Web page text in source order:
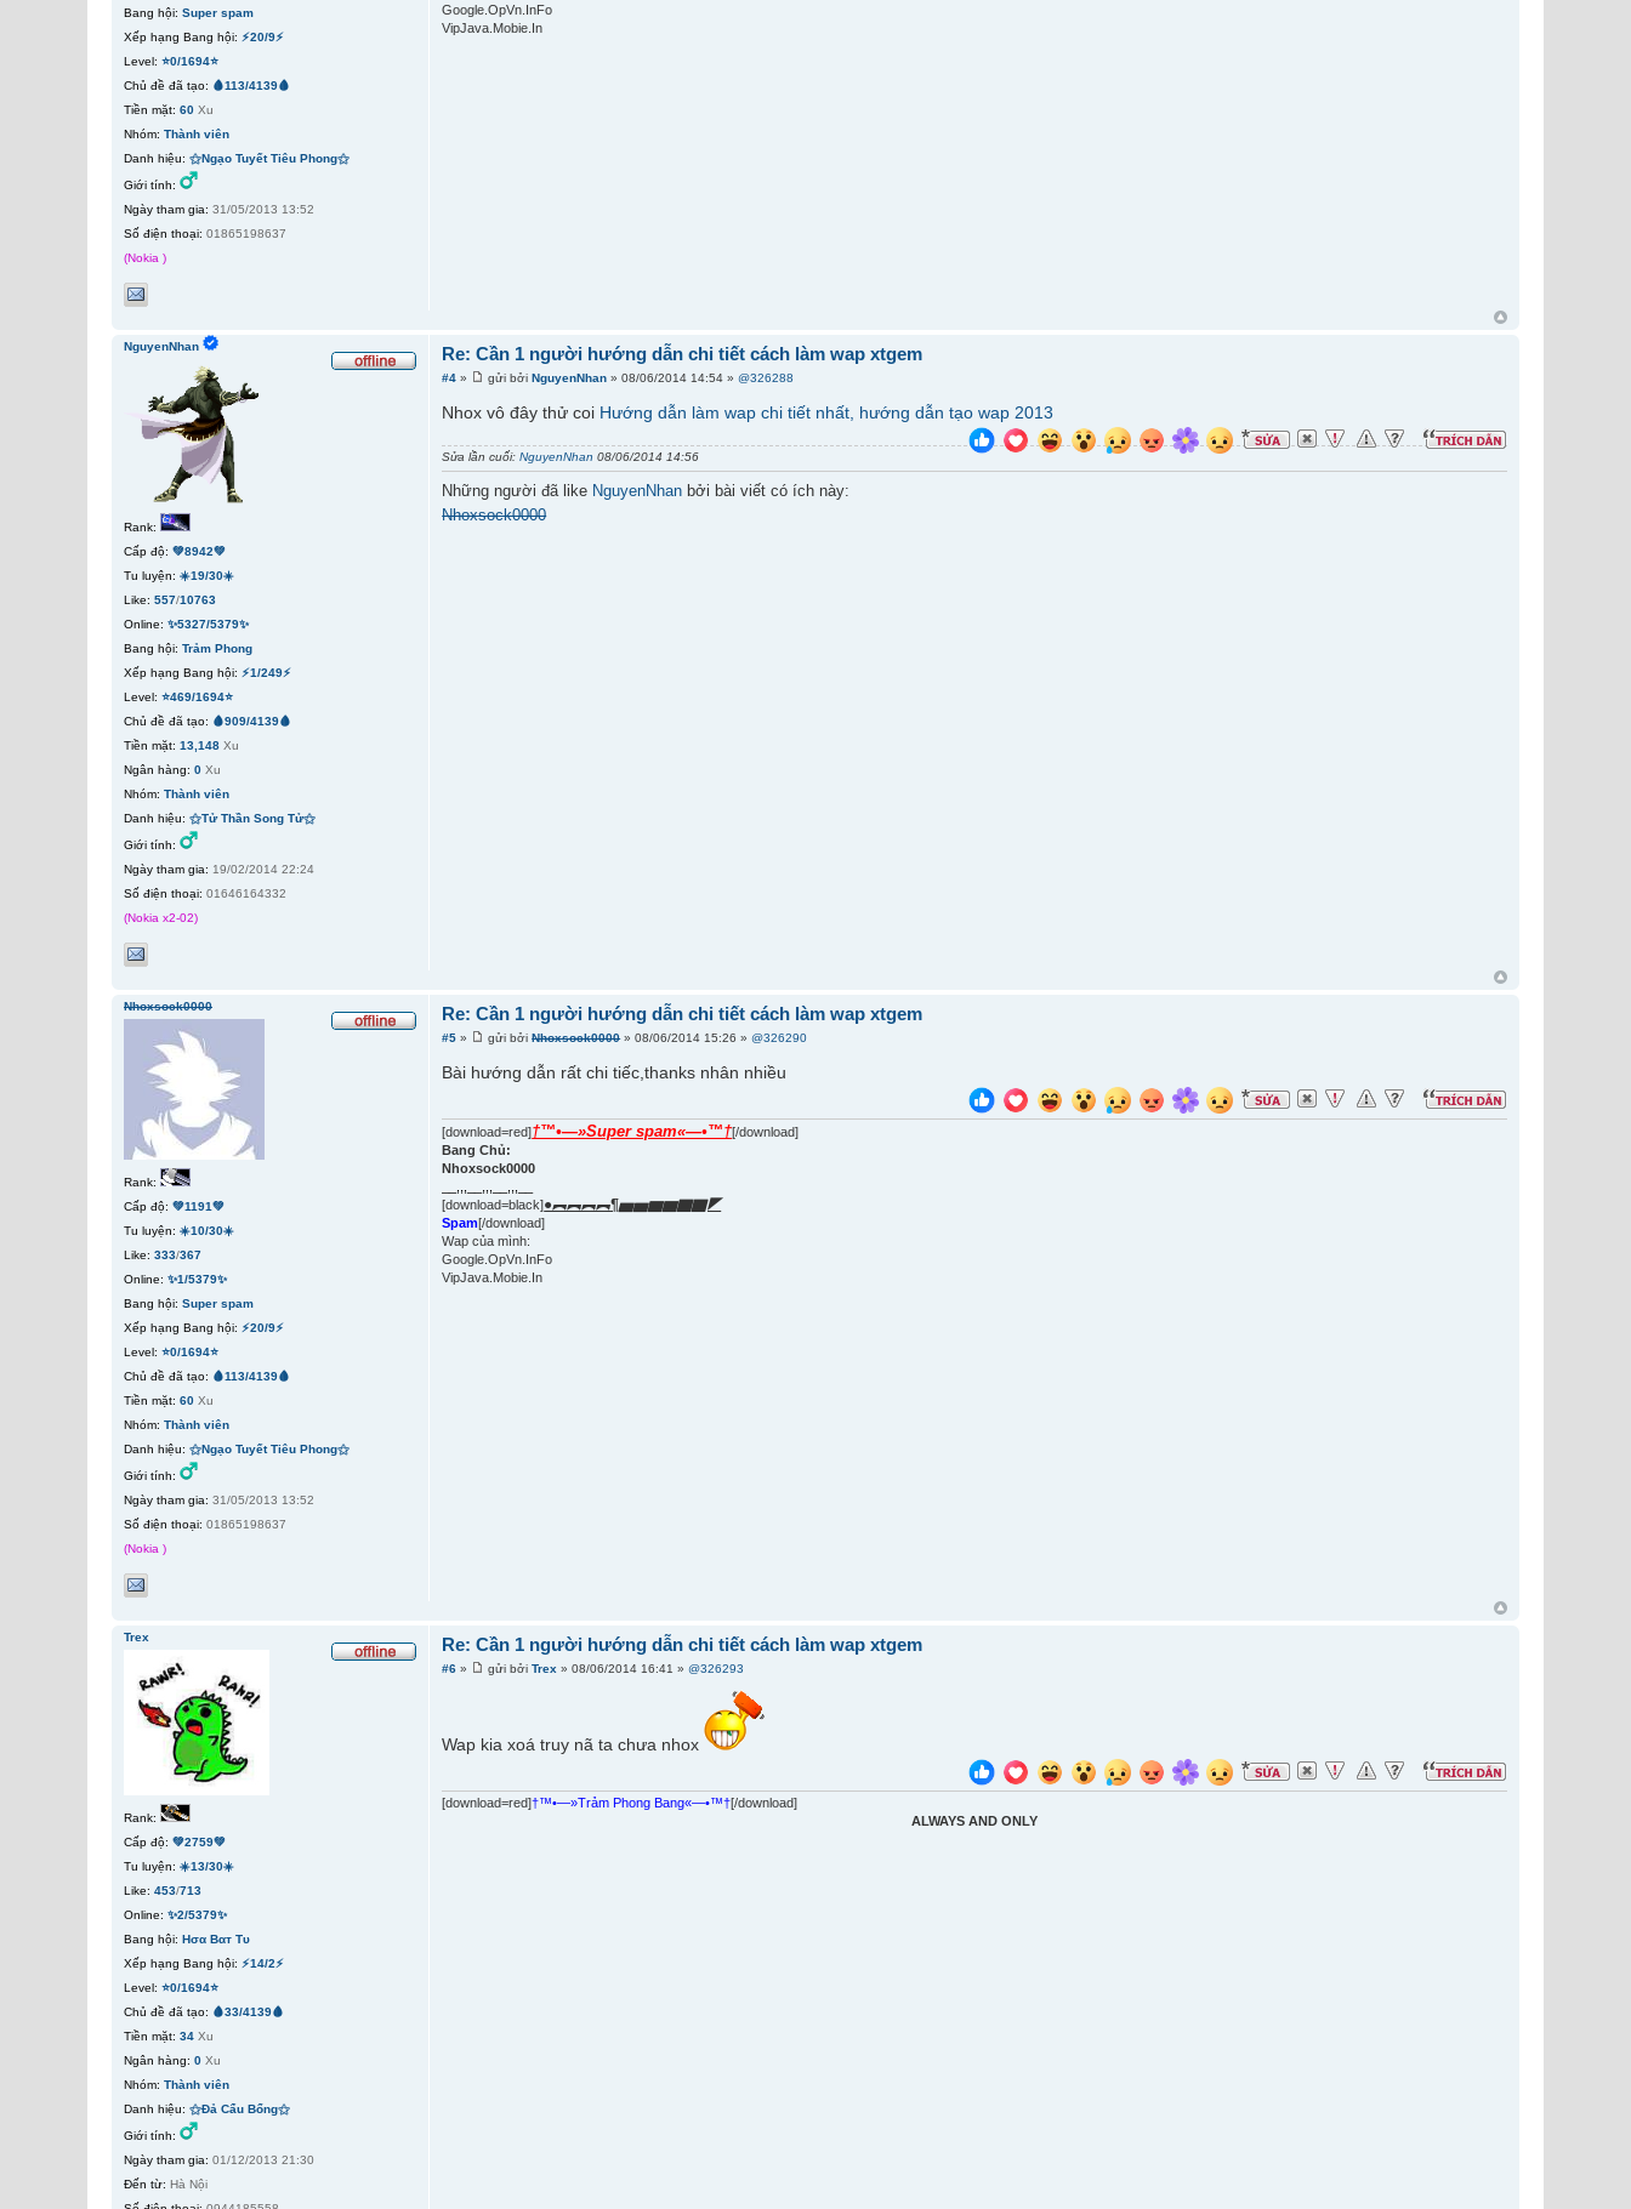
Google.OpVn.InFo
VipJava.Mobie.In
Bang hội: Super spam
Xếp hạng Bang hội: ⚡20/9⚡
Level: ⭐0/1694⭐
Chủ đề đã tạo: 🩸113/4139🩸
Tiền mặt: 60 Xu
Nhóm: Thành viên
Danh hiệu: ⚝Ngạo Tuyết Tiêu Phong⚝
Giới tính:
Ngày tham gia: 31/05/2013 13:52
Số điện thoại: 01865198637
(Nokia )
Re: Cần 1 người hướng dẫn chi tiết cách làm wap xtgem
#4 » gửi bởiNguyenNhan » 08/06/2014 14:54 »@326288
Nhox vô đây thử coi Hướng dẫn làm wap chi tiết nhất, hướng dẫn tạo wap 2013
Sửa lần cuối:NguyenNhan 08/06/2014 14:56
Những người đã like NguyenNhan bởi bài viết có ích này:
Nhoxsock0000
NguyenNhan
Rank:
Cấp độ: 💚8942💚
Tu luyện: ☀️19/30☀️
Like: 557/10763
Online: ✨5327/5379✨
Bang hội: Trảm Phong
Xếp hạng Bang hội: ⚡1/249⚡
Level: ⭐469/1694⭐
Chủ đề đã tạo: 🩸909/4139🩸
Tiền mặt: 13,148 Xu
Ngân hàng: 0 Xu
Nhóm: Thành viên
Danh hiệu: ⚝Tử Thần Song Tử⚝
Giới tính:
Ngày tham gia: 19/02/2014 22:24
Số điện thoại: 01646164332
(Nokia x2-02)
Re: Cần 1 người hướng dẫn chi tiết cách làm wap xtgem
#5 » gửi bởiNhoxsock0000» 08/06/2014 15:26 »@326290
Bài hướng dẫn rất chi tiếc,thanks nhân nhiều
[download=red]†™•—»Super spam«—•™†[/download]
Bang Chủ:
Nhoxsock0000
[download=black]●︻︻︻︻¶▅▅▆▆▇▇◤
Spam[/download]
Wap của mình:
Google.OpVn.InFo
VipJava.Mobie.In
Nhoxsock0000
Rank:
Cấp độ: 💚1191💚
Tu luyện: ☀️10/30☀️
Like: 333/367
Online: ✨1/5379✨
Bang hội: Super spam
Xếp hạng Bang hội: ⚡20/9⚡
Level: ⭐0/1694⭐
Chủ đề đã tạo: 🩸113/4139🩸
Tiền mặt: 60 Xu
Nhóm: Thành viên
Danh hiệu: ⚝Ngạo Tuyết Tiêu Phong⚝
Giới tính:
Ngày tham gia: 31/05/2013 13:52
Số điện thoại: 01865198637
(Nokia )
Re: Cần 1 người hướng dẫn chi tiết cách làm wap xtgem
#6 » gửi bởiTrex » 08/06/2014 16:41 »@326293
Wap kia xoá truy nã ta chưa nhox
[download=red]†™•—»Trảm Phong Bang«—•™†[/download]
ALWAYS AND ONLY
Trex
Rank:
Cấp độ: 💚2759💚
Tu luyện: ☀️13/30☀️
Like: 453/713
Online: ✨2/5379✨
Bang hội: Hσα Bαт Tυ
Xếp hạng Bang hội: ⚡14/2⚡
Level: ⭐0/1694⭐
Chủ đề đã tạo: 🩸33/4139🩸
Tiền mặt: 34 Xu
Ngân hàng: 0 Xu
Nhóm: Thành viên
Danh hiệu: ⚝Đả Cẩu Bổng⚝
Giới tính:
Ngày tham gia: 01/12/2013 21:30
Đến từ: Hà Nội